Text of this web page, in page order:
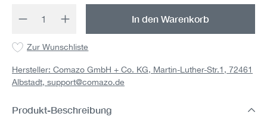
Produkt Anzahl: Gib den gewünschten
In den Warenkorb
Zur Wunschliste
Hersteller: Comazo GmbH + Co. KG, Martin-Luther-Str.1, 72461
Albstadt, support@comazo.de
Produkt-Beschreibung